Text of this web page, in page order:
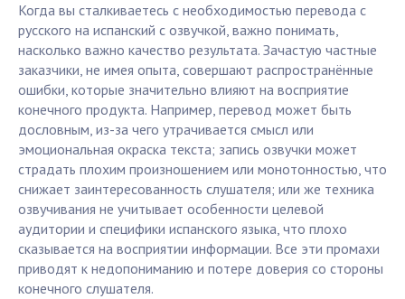
Когда вы сталкиваетесь с необходимостью перевода с
русского на испанский с озвучкой, важно понимать,
насколько важно качество результата. Зачастую частные
заказчики, не имея опыта, совершают распространённые
ошибки, которые значительно влияют на восприятие
конечного продукта. Например, перевод может быть
дословным, из-за чего утрачивается смысл или
эмоциональная окраска текста; запись озвучки может
страдать плохим произношением или монотонностью, что
снижает заинтересованность слушателя; или же техника
озвучивания не учитывает особенности целевой
аудитории и специфики испанского языка, что плохо
сказывается на восприятии информации. Все эти промахи
приводят к недопониманию и потере доверия со стороны
конечного слушателя.